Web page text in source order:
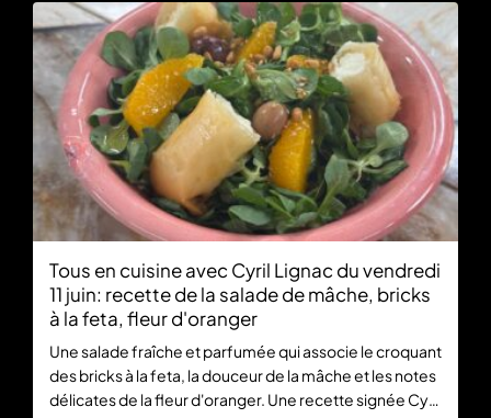
Tous en cuisine avec Cyril Lignac du vendredi
11 juin: recette de la salade de mâche, bricks
à la feta, fleur d'oranger
Une salade fraîche et parfumée qui associe le croquant
des bricks à la feta, la douceur de la mâche et les notes
délicates de la fleur d'oranger. Une recette signée Cyril